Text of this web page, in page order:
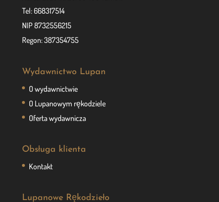
Tel: 668317514
NIP 8732556215
Regon: 387354755
Wydawnictwo Lupan
O wydawnictwie
O Lupanowym rękodziele
Oferta wydawnicza
Obsługa klienta
Kontakt
Lupanowe Rękodzieło